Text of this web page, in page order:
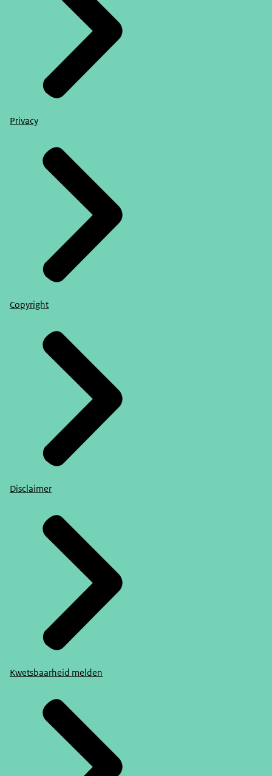
Privacy
Copyright
Disclaimer
Kwetsbaarheid melden